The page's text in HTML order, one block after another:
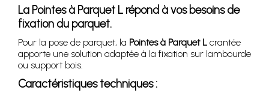
LaPointes à Parquet Lrépond à vos besoins de
fixation du parquet.
Pour la pose de parquet, la Pointes à Parquet L crantée
apporte une solution adaptée à la fixation sur lambourde
ou support bois.
Caractéristiques techniques :